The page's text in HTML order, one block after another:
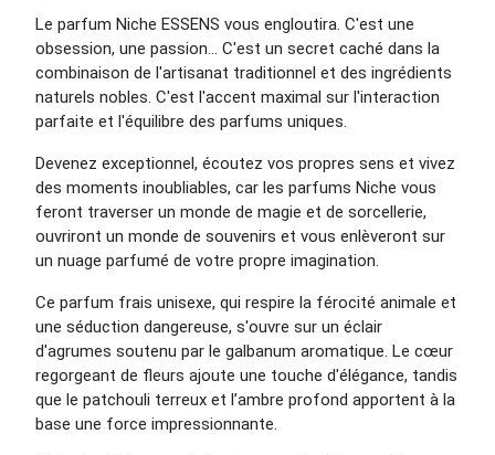
Le parfum Niche ESSENS vous engloutira. C'est une
obsession, une passion… C'est un secret caché dans la
combinaison de l'artisanat traditionnel et des ingrédients
naturels nobles. C'est l'accent maximal sur l'interaction
parfaite et l'équilibre des parfums uniques.
Devenez exceptionnel, écoutez vos propres sens et vivez
des moments inoubliables, car les parfums Niche vous
feront traverser un monde de magie et de sorcellerie,
ouvriront un monde de souvenirs et vous enlèveront sur
un nuage parfumé de votre propre imagination.
Ce parfum frais unisexe, qui respire la férocité animale et
une séduction dangereuse, s'ouvre sur un éclair
d'agrumes soutenu par le galbanum aromatique. Le cœur
regorgeant de fleurs ajoute une touche d'élégance, tandis
que le patchouli terreux et l’ambre profond apportent à la
base une force impressionnante.